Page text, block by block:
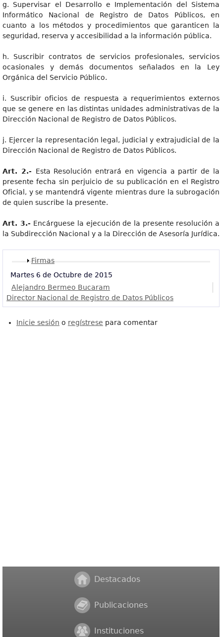
g. Supervisar el Desarrollo e Implementación del Sistema
Informático Nacional de Registro de Datos Públicos, en
cuanto a los métodos y procedimientos que garanticen la
seguridad, reserva y accesibilidad a la información pública.
h. Suscribir contratos de servicios profesionales, servicios
ocasionales y demás documentos señalados en la Ley
Orgánica del Servicio Público.
i. Suscribir oficios de respuesta a requerimientos externos
que se genere en las distintas unidades administrativas de la
Dirección Nacional de Registro de Datos Públicos.
j. Ejercer la representación legal, judicial y extrajudicial de la
Dirección Nacional de Registro de Datos Públicos.
Art. 2.- Esta Resolución entrará en vigencia a partir de la
presente fecha sin perjuicio de su publicación en el Registro
Oficial, y se mantendrá vigente mientras dure la subrogación
de quien suscribe la presente.
Art. 3.- Encárguese la ejecución de la presente resolución a
la Subdirección Nacional y a la Dirección de Asesoría Jurídica.
Mostrar
Firmas
Martes 6 de Octubre de 2015
Alejandro Bermeo Bucaram
Director Nacional de Registro de Datos Públicos
Inicie sesión o regístrese para comentar
Destacados
Publicaciones
Instituciones